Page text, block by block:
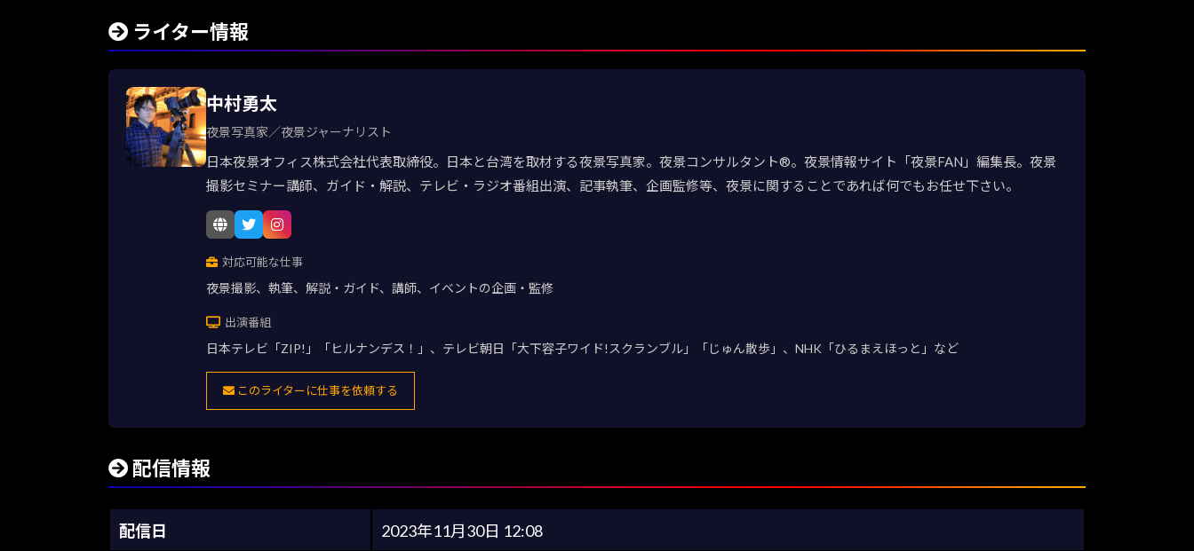
ライター情報
中村勇太
夜景写真家／夜景ジャーナリスト
日本夜景オフィス株式会社代表取締役。日本と台湾を取材する夜景写真家。夜景コンサルタント®。夜景情報サイト「夜景FAN」編集長。夜景
撮影セミナー講師、ガイド・解説、テレビ・ラジオ番組出演、記事執筆、企画監修等、夜景に関することであれば何でもお任せ下さい。
対応可能な仕事
夜景撮影、執筆、解説・ガイド、講師、イベントの企画・監修
出演番組
日本テレビ「ZIP!」「ヒルナンデス！」、テレビ朝日「大下容子ワイド!スクランブル」「じゅん散歩」、NHK「ひるまえほっと」など
このライターに仕事を依頼する
配信情報
配信日 2023年11月30日 12:08